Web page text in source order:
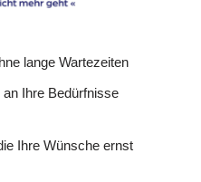
lange Wartezeiten
Ihre Bedürfnisse
Ihre Wünsche ernst